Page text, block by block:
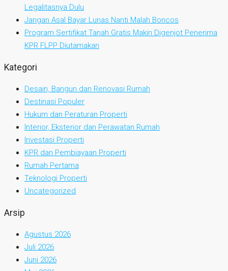
Legalitasnya Dulu
Jangan Asal Bayar Lunas Nanti Malah Boncos
Program Sertifikat Tanah Gratis Makin Digenjot Penerima
KPR FLPP Diutamakan
Kategori
Desain, Bangun dan Renovasi Rumah
Destinasi Populer
Hukum dan Peraturan Properti
Interior, Eksterior dan Perawatan Rumah
Investasi Properti
KPR dan Pembiayaan Properti
Rumah Pertama
Teknologi Properti
Uncategorized
Arsip
Agustus 2026
Juli 2026
Juni 2026